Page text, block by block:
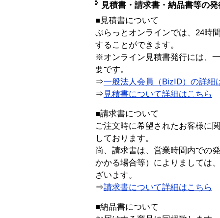
見積書・請求書・納品書等の
■見積書について
ぷらっとオンラインでは、24時
することができます。
※オンライン見積書発行には、
要です。
⇒一般法人会員（BizID）の詳細
⇒ 見積書について詳細はこちら
■請求書について
ご注文時に希望されたお客様に
しております。
尚、請求書は、営業時間内での
かかる場合等）によりましては
ざいます。
⇒請求書について詳細はこちら
■納品書について